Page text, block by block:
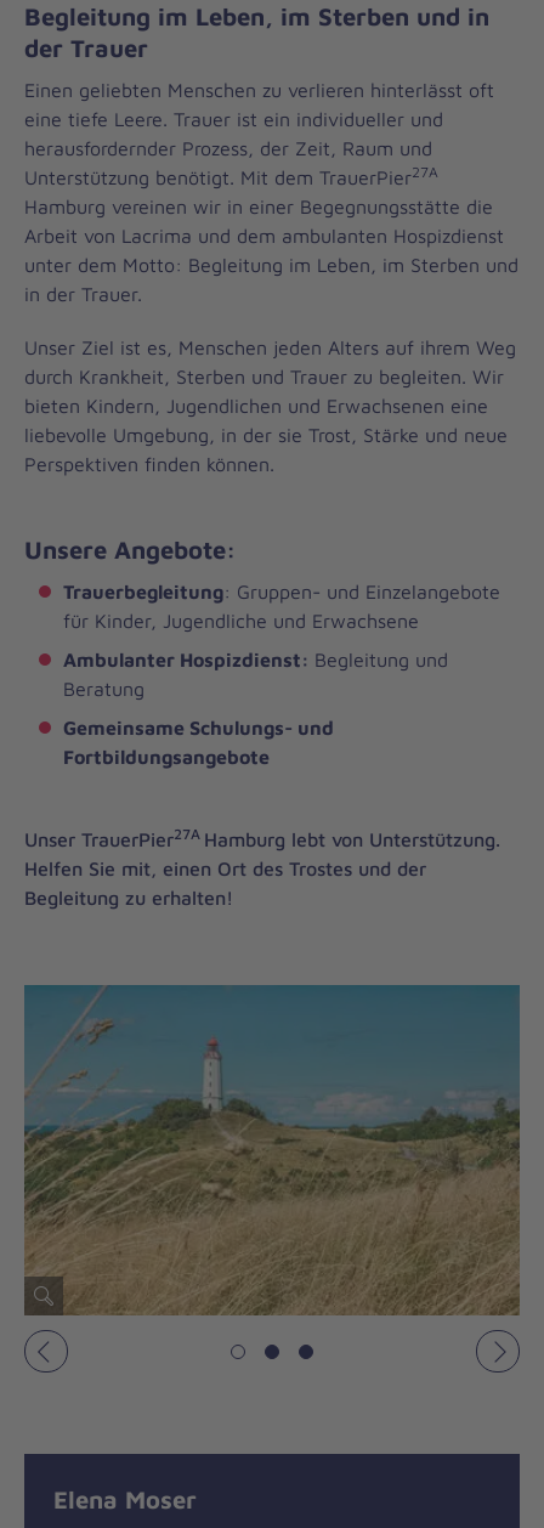
Begleitung im Leben, im Sterben und in
der Trauer
Einen geliebten Menschen zu verlieren hinterlässt oft
eine tiefe Leere. Trauer ist ein individueller und
herausfordernder Prozess, der Zeit, Raum und
Unterstützung benötigt. Mit dem TrauerPier27A
Hamburg vereinen wir in einer Begegnungsstätte die
Arbeit von Lacrima und dem ambulanten Hospizdienst
unter dem Motto: Begleitung im Leben, im Sterben und
in der Trauer.
Unser Ziel ist es, Menschen jeden Alters auf ihrem Weg
durch Krankheit, Sterben und Trauer zu begleiten. Wir
bieten Kindern, Jugendlichen und Erwachsenen eine
liebevolle Umgebung, in der sie Trost, Stärke und neue
Perspektiven finden können.
Unsere Angebote:
Trauerbegleitung: Gruppen- und Einzelangebote
für Kinder, Jugendliche und Erwachsene
Ambulanter Hospizdienst: Begleitung und
Beratung
Gemeinsame Schulungs- und
Fortbildungsangebote
Unser TrauerPier27A Hamburg lebt von Unterstützung.
Helfen Sie mit, einen Ort des Trostes und der
Begleitung zu erhalten!
Vorheriges
Elena Moser